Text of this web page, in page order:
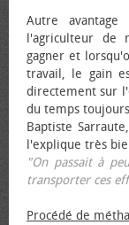
Autre
l'agriculteur de
gagner et
travail, le gain
directement sur
du temps
Baptiste
l'explique très
"On passait à
transporter ces
Procédé de